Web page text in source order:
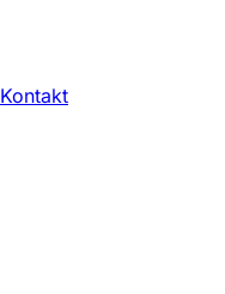
Kontakt